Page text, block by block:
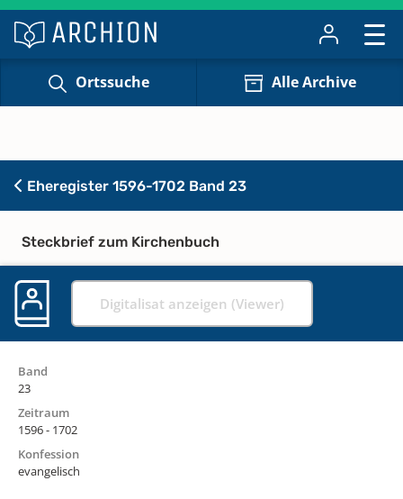
Ortssuche Alle Archive
Eheregister 1596-1702 Band 23
Steckbrief zum Kirchenbuch
Digitalisat anzeigen (Viewer)
Band
23
Zeitraum
1596 - 1702
Konfession
evangelisch